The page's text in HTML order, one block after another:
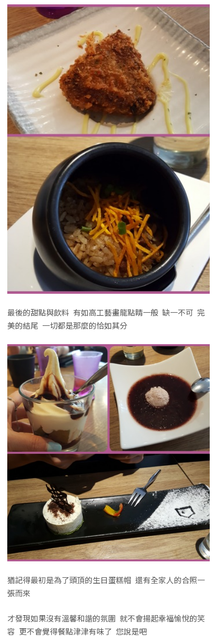
最後的甜點與飲料 有如高工藝畫龍點睛一般 缺一不可 完
美的結尾 一切都是那麼的恰如其分
猶記得最初是為了頭頂的生日蛋糕帽 還有全家人的合照一
張而來
才發現如果沒有溫馨和諧的氛圍 就不會揚起幸福愉悅的笑
容 更不會覺得餐點津津有味了 您說是吧